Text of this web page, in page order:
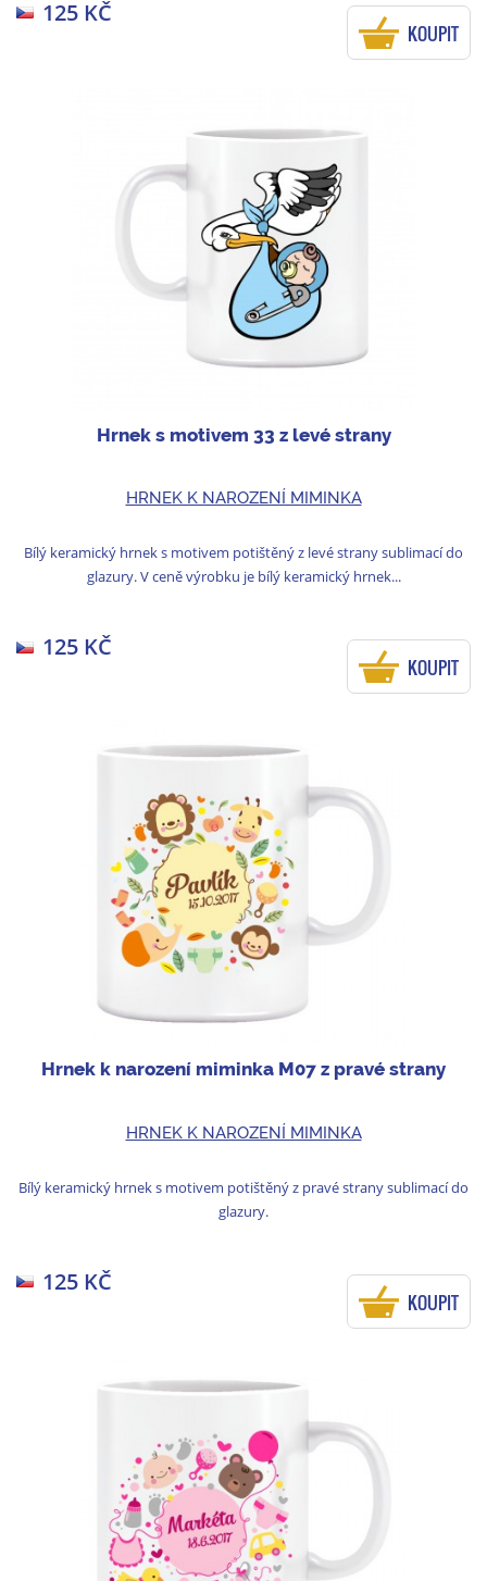
125 KČ
KOUPIT
Hrnek s motivem 33 z levé strany
HRNEK K NAROZENÍ MIMINKA
Bílý keramický hrnek s motivem potištěný z levé strany sublimací do
glazury. V ceně výrobku je bílý keramický hrnek...
125 KČ
KOUPIT
Hrnek k narození miminka M07 z pravé strany
HRNEK K NAROZENÍ MIMINKA
Bílý keramický hrnek s motivem potištěný z pravé strany sublimací do
glazury.
125 KČ
KOUPIT